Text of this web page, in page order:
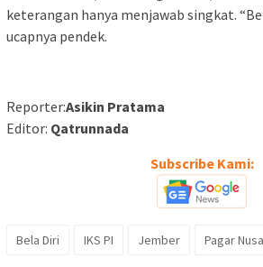
keterangan hanya menjawab singkat.
ucapnya pendek.
Reporter:Asikin Pratama
Editor: Qatrunnada
Subscribe Kami:
Bela Diri IKS PI Jember Pagar Nusa